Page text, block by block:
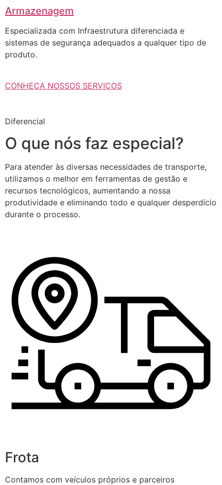
Armazenagem
Especializada com Infraestrutura diferenciada e
sistemas de segurança adequados a qualquer tipo de
produto.
CONHEÇA NOSSOS SERVIÇOS
Diferencial
O que nós faz especial?
Para atender às diversas necessidades de transporte,
utilizamos o melhor em ferramentas de gestão e
recursos tecnológicos, aumentando a nossa
produtividade e eliminando todo e qualquer desperdício
durante o processo.
Frota
Contamos com veículos próprios e parceiros